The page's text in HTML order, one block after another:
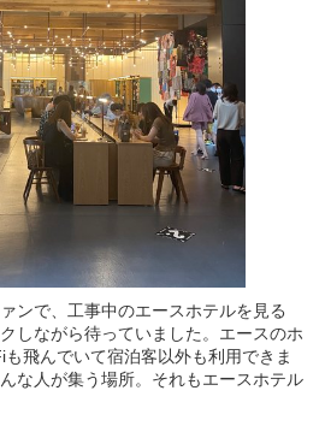
ンで、工事中のエースホテルを見る
しながら待っていました。エースのホ
飛んでいて宿泊客以外も利用できま
な人が集う場所。それもエースホテル